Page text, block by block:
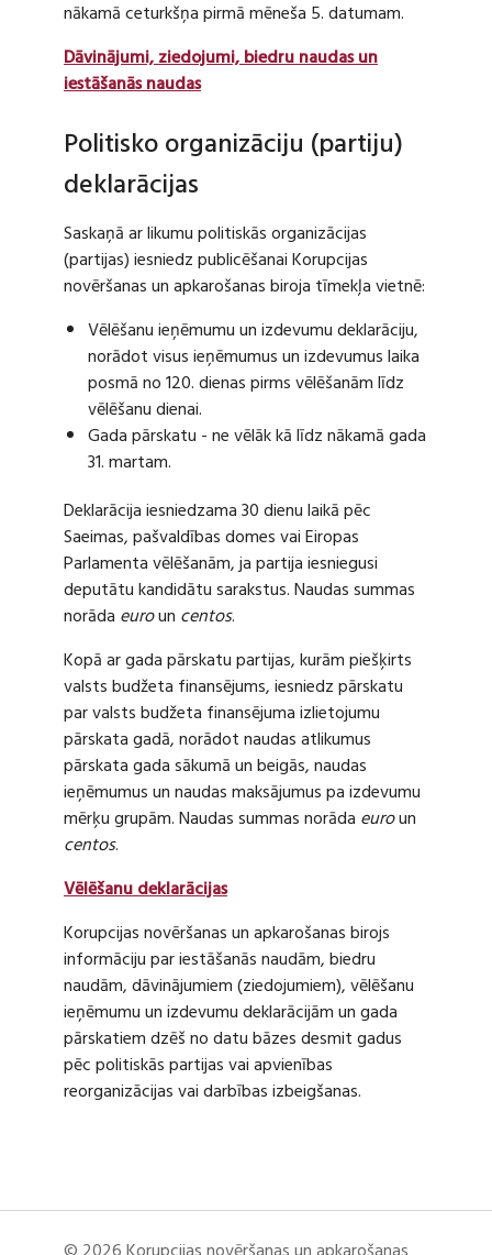
nākamā ceturkšņa pirmā mēneša 5. datumam.
Dāvinājumi, ziedojumi, biedru naudas un
iestāšanās naudas
Politisko organizāciju (partiju)
deklarācijas
Saskaņā ar likumu politiskās organizācijas
(partijas) iesniedz publicēšanai Korupcijas
novēršanas un apkarošanas biroja tīmekļa vietnē:
Vēlēšanu ieņēmumu un izdevumu deklarāciju,
norādot visus ieņēmumus un izdevumus laika
posmā no 120. dienas pirms vēlēšanām līdz
vēlēšanu dienai.
Gada pārskatu - ne vēlāk kā līdz nākamā gada
31. martam.
Deklarācija iesniedzama 30 dienu laikā pēc
Saeimas, pašvaldības domes vai Eiropas
Parlamenta vēlēšanām, ja partija iesniegusi
deputātu kandidātu sarakstus. Naudas summas
norāda euroun centos.
Kopā ar gada pārskatu partijas, kurām piešķirts
valsts budžeta finansējums, iesniedz pārskatu
par valsts budžeta finansējuma izlietojumu
pārskata gadā, norādot naudas atlikumus
pārskata gada sākumā un beigās, naudas
ieņēmumus un naudas maksājumus pa izdevumu
mērķu grupām. Naudas summas norāda euroun
centos.
Vēlēšanu deklarācijas
Korupcijas novēršanas un apkarošanas birojs
informāciju par iestāšanās naudām, biedru
naudām, dāvinājumiem (ziedojumiem), vēlēšanu
ieņēmumu un izdevumu deklarācijām un gada
pārskatiem dzēš no datu bāzes desmit gadus
pēc politiskās partijas vai apvienības
reorganizācijas vai darbības izbeigšanas.